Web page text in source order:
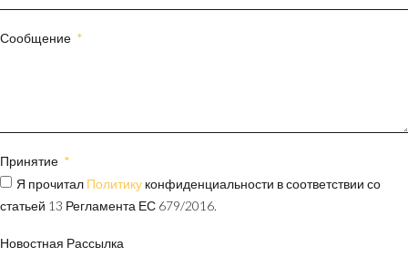
Сообщение
Принятие
Я прочитал Политику конфиденциальности в соответствии со
статьей 13 Регламента ЕС 679/2016.
Новостная Рассылка